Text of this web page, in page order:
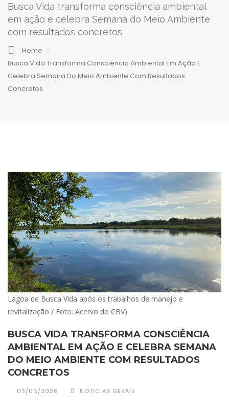
Busca Vida transforma consciência ambiental
em ação e celebra Semana do Meio Ambiente
com resultados concretos
Home
Busca Vida Transforma Consciência Ambiental Em Ação E
Celebra Semana Do Meio Ambiente Com Resultados
Concretos
Lagoa de Busca Vida após os trabalhos de manejo e
revitalização / Foto: Acervo do CBV)
BUSCA VIDA TRANSFORMA CONSCIÊNCIA
AMBIENTAL EM AÇÃO E CELEBRA SEMANA
DO MEIO AMBIENTE COM RESULTADOS
CONCRETOS
03/06/2026 NOTICIAS GERAIS